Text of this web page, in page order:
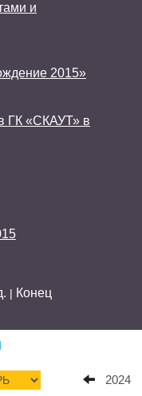
и
2015»
ГК «СКАУТ» в
| Конец
2024